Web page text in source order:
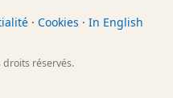
· Cookies · In English
droits réservés.